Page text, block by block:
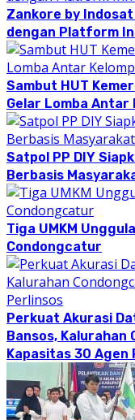
Zankore by
dengan Platform
Sambut HUT
Gelar Lomba Antar
Satpol PP DIY
Berbasis
Tiga UMKM
Condongcatur
Perkuat Akurasi
Bansos,
Kapasitas 30 Agen